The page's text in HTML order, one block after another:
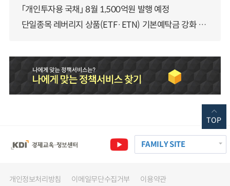
「개인투자용 국채」 8월 1,500억원 발행 예정
단일종목 레버리지 상품(ETF·ETN) 기본예탁금 강화 조기시행 방안 안내
FAMILY SITE
개인정보처리방침 이메일무단수집거부 이용약관
TOP